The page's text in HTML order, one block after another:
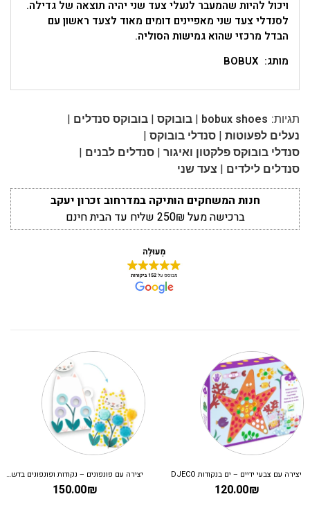
ויכול להיות שהמעבר לנעלי צעד שני יהיה תוצאה של גדילה.
לסנדלי צעד שני מאפיינים דומים מאוד לצעד ראשון עם
הבדל מרכזי שהוא גמישות הסוליה.
מותג: BOBUX
תגיות: bobux shoes
| בובוקס | בובוקס סנדלים |
נעלים לפעוטות | סנדלי בובוקס |
סנדלי בובוקס פלקטון ואיגור | סנדלים לבנים |
סנדלים לילדים | צעד שני
חנות המשחקים הותיקה במדרחוב זכרון יעקב
ברכישה מעל 250₪ שליח עד הבית חינם
יצירה עם צבעי ידיים – ים בנקודות DJECO
120.00₪
יצירה עם פונפונים – נקודות ופונפונים בדשא DJECO
150.00₪